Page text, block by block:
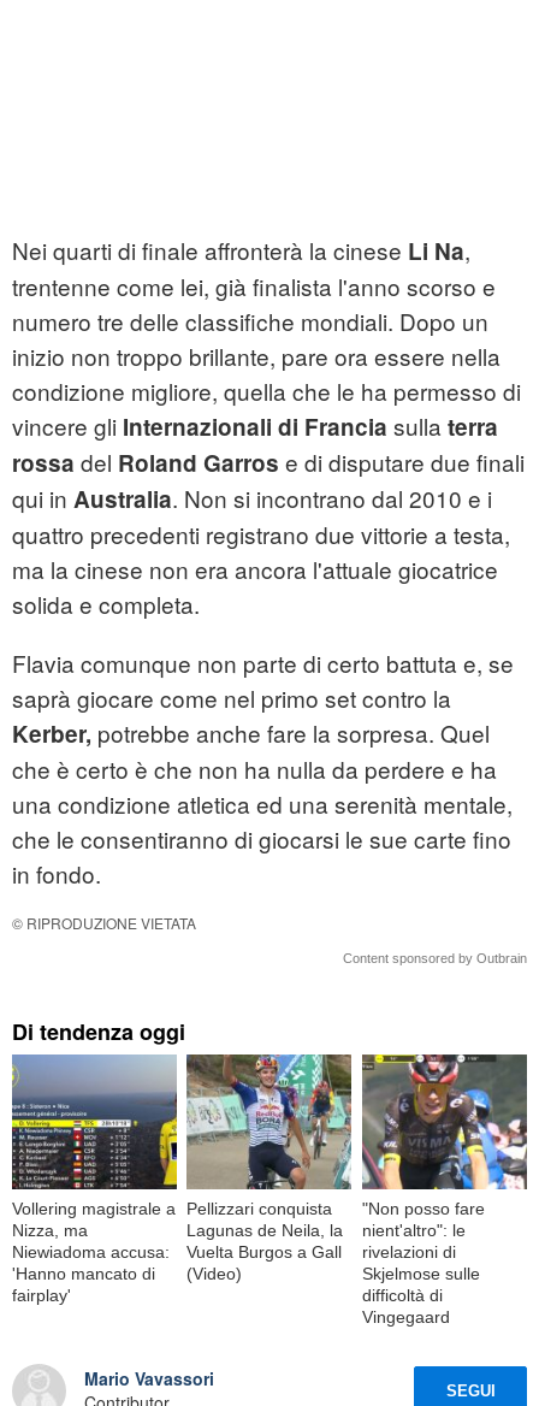
Nei quarti di finale affronterà la cinese Li Na,
trentenne come lei, già finalista l'anno scorso e
numero tre delle classifiche mondiali. Dopo un
inizio non troppo brillante, pare ora essere nella
condizione migliore, quella che le ha permesso di
vincere gli Internazionali di Francia sulla terra
rossa del Roland Garros e di disputare due finali
qui in Australia. Non si incontrano dal 2010 e i
quattro precedenti registrano due vittorie a testa,
ma la cinese non era ancora l'attuale giocatrice
solida e completa.
Flavia comunque non parte di certo battuta e, se
saprà giocare come nel primo set contro la
Kerber, potrebbe anche fare la sorpresa. Quel
che è certo è che non ha nulla da perdere e ha
una condizione atletica ed una serenità mentale,
che le consentiranno di giocarsi le sue carte fino
in fondo.
© RIPRODUZIONE VIETATA
Content sponsored by Outbrain
Di tendenza oggi
Vollering magistrale a
Nizza, ma
Niewiadoma accusa:
'Hanno mancato di
fairplay'
Pellizzari conquista
Lagunas de Neila, la
Vuelta Burgos a Gall
(Video)
"Non posso fare
nient'altro": le
rivelazioni di
Skjelmose sulle
difficoltà di
Vingegaard
Mario Vavassori
SEGUI